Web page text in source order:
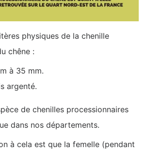
physiques de la chenille
chêne :
à 35 mm.
argenté.
de chenilles processionnaires
dans nos départements.
à cela est que la femelle (pendant